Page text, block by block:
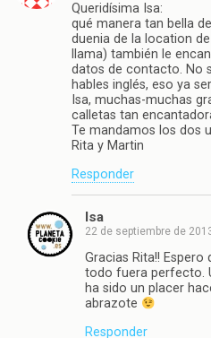
Queridísima Isa:
qué manera tan bella
duenia de la location
llama) también le
datos de contacto. No
hables inglés, eso ya
Isa, muchas-muchas
calletas tan
Te mandamos los dos
Rita y Martin
Responder
Isa
22 de septiembre de
Gracias Rita!!
todo fuera perfecto.
ha sido un placer
abrazote
Responder